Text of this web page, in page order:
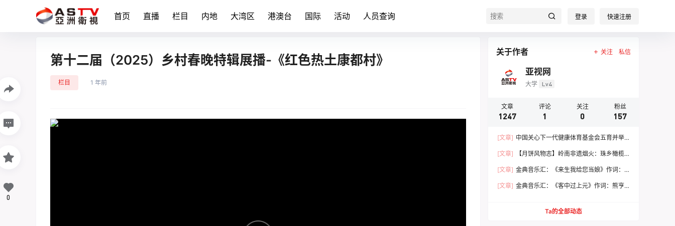
首页 直播 栏目 内地 大湾区 港澳台 国际 活动 人员查询 登录 快速注册
第十二届（2025）乡村春晚特辑展播-《红色热土康都村》
栏目 1 年前
0
关于作者 关注 私信
亚视网
大学 Lv4
文章
1247
评论
1
关注
0
粉丝
157
[文章] 中国关心下一代健康体育基金会五育并举
[文章]
【月饼风物志】岭南非遗烟火：珠乡橄榄
[文章] 金典音乐汇：《来生我给您当娘》作词：
[文章] 金典音乐汇：《客中过上元》作词：熊亨
Ta的全部动态